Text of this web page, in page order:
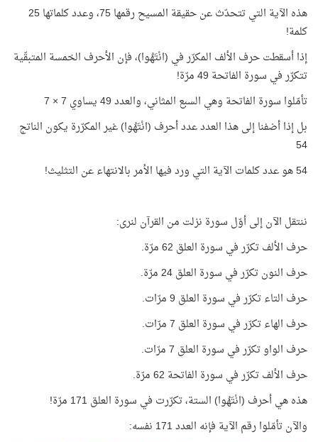
هذه الآية التي تتحدّث عن حقيقة المسيح رقمها 75، وعدد كلماتها 25
كلمة!
إذا أسقطت حرف الألف المكرّر في (انْتَهُوا)، فإن الأحرف الخمسة المتبقّية
تتكرّر في سورة الفاتحة 49 مرّة!
تأمّلوا سورة الفاتحة وهي السبع المثاني، والعدد 49 يساوي 7 × 7
بل إذا أضفنا إلى هذا العدد عدد أحرف (انْتَهُوا) غير المكرّرة يكون الناتج
54
54 هو عدد كلمات الآية التي ورد فيها الأمر بالانتهاء عن التثليث!
ننتقل الآن إلى أوّل سورة نزلت من القرآن لنرى:
حرف الألف تكرّر في سورة العلق 62 مرّة.
حرف النون تكرّر في سورة العلق 24 مرّة.
حرف التاء تكرّر في سورة العلق 9 مرّات.
حرف الهاء تكرّر في سورة العلق 7 مرّات.
حرف الواو تكرّر في سورة العلق 7 مرّات.
حرف الألف تكرّر في سورة الفاتحة 62 مرّة.
هذه هي أحرف (انْتَهُوا) الستة، تكرّرت في سورة العلق 171 مرّة!
والآن تأمّلوا رقم الآية فإنه العدد 171 نفسه: